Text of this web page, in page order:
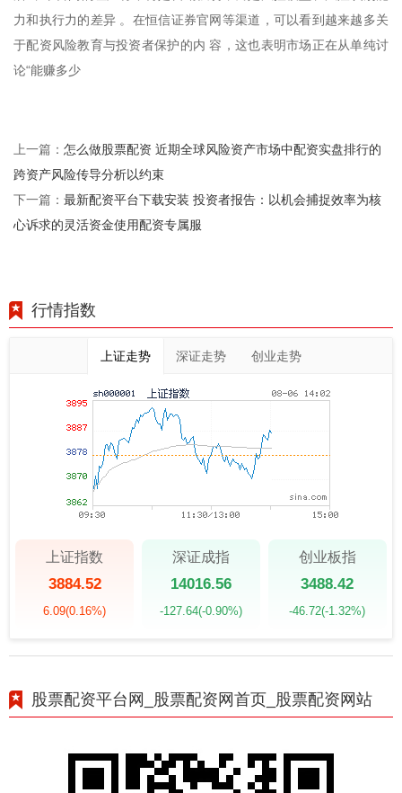
力和执行力的差异 。在恒信证券官网等渠道，可以看到越来越多关
于配资风险教育与投资者保护的内 容，这也表明市场正在从单纯讨
论“能赚多少
上一篇： 怎么做股票配资 近期全球风险资产市场中配资实盘排行的
跨资产风险传导分析以约束
下一篇： 最新配资平台下载安装 投资者报告：以机会捕捉效率为核
心诉求的灵活资金使用配资专属服
行情指数
上证走势 深证走势 创业走势
上证指数
3884.52
6.09(0.16%)
深证成指
14016.56
-127.64(-0.90%)
创业板指
3488.42
-46.72(-1.32%)
股票配资平台网_股票配资网首页_股票配资网站